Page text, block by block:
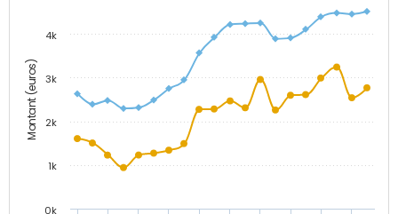
Montant (euros)
0k
1k
2k
3k
4k